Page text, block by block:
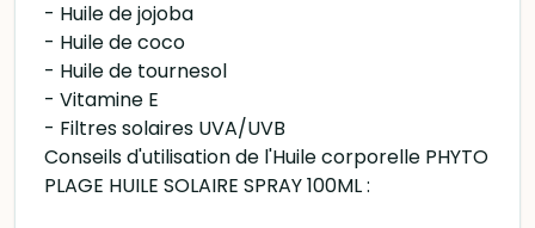
- Huile de jojoba
- Huile de coco
- Huile de tournesol
- Vitamine E
- Filtres solaires UVA/UVB
Conseils d'utilisation de l'Huile corporelle PHYTO
PLAGE HUILE SOLAIRE SPRAY 100ML :